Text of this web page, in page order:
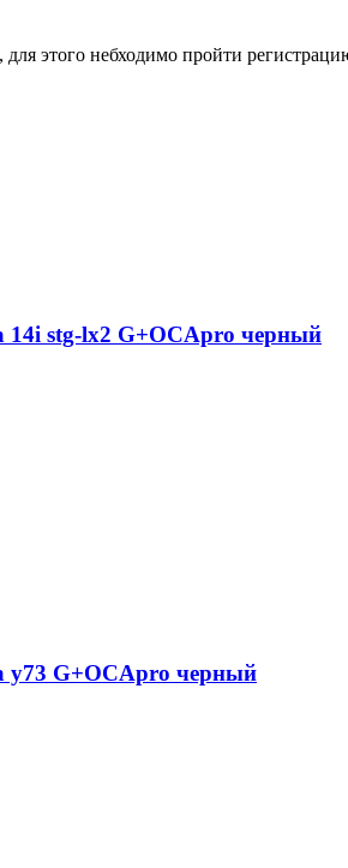
этого небходимо пройти
14i stg-lx2 G+OCApro черный
y73 G+OCApro черный